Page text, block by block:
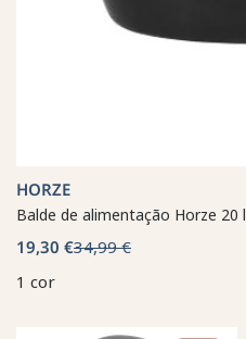
HORZE
Balde de alimentação Horze 20 l
19,30 €34,99 €
1 cor